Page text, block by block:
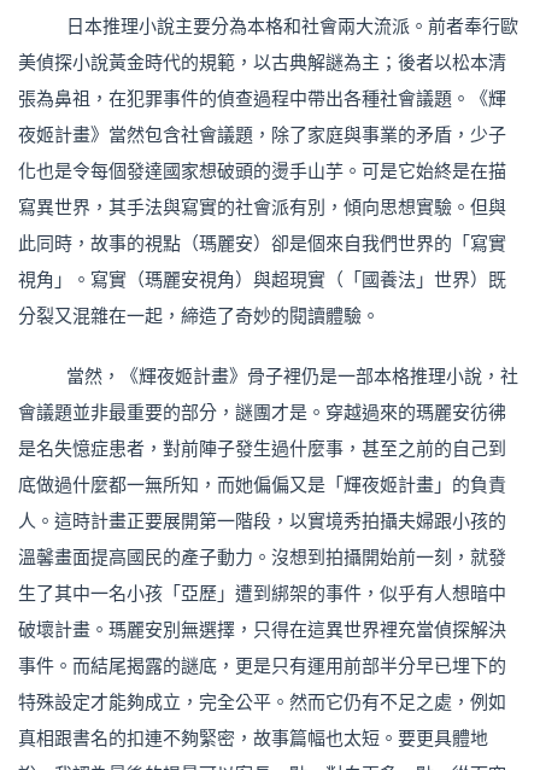
日本推理小說主要分為本格和社會兩大流派。前者奉行歐
美偵探小說黃金時代的規範，以古典解謎為主；後者以松本清
張為鼻祖，在犯罪事件的偵查過程中帶出各種社會議題。《輝
夜姬計畫》當然包含社會議題，除了家庭與事業的矛盾，少子
化也是令每個發達國家想破頭的燙手山芋。可是它始終是在描
寫異世界，其手法與寫實的社會派有別，傾向思想實驗。但與
此同時，故事的視點（瑪麗安）卻是個來自我們世界的「寫實
視角」。寫實（瑪麗安視角）與超現實（「國養法」世界）既
分裂又混雜在一起，締造了奇妙的閱讀體驗。
當然，《輝夜姬計畫》骨子裡仍是一部本格推理小說，社
會議題並非最重要的部分，謎團才是。穿越過來的瑪麗安彷彿
是名失憶症患者，對前陣子發生過什麼事，甚至之前的自己到
底做過什麼都一無所知，而她偏偏又是「輝夜姬計畫」的負責
人。這時計畫正要展開第一階段，以實境秀拍攝夫婦跟小孩的
溫馨畫面提高國民的產子動力。沒想到拍攝開始前一刻，就發
生了其中一名小孩「亞歷」遭到綁架的事件，似乎有人想暗中
破壞計畫。瑪麗安別無選擇，只得在這異世界裡充當偵探解決
事件。而結尾揭露的謎底，更是只有運用前部半分早已埋下的
特殊設定才能夠成立，完全公平。然而它仍有不足之處，例如
真相跟書名的扣連不夠緊密，故事篇幅也太短。要更具體地